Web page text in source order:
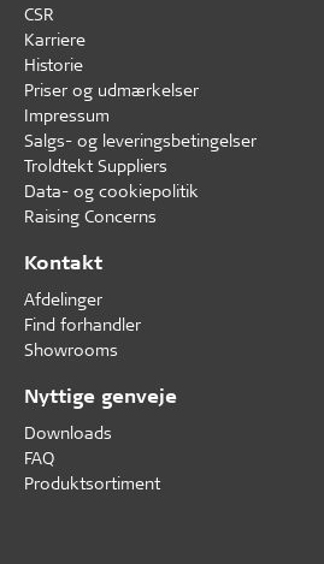
CSR
Karriere
Historie
Priser og udmærkelser
Impressum
Salgs- og leveringsbetingelser
Troldtekt Suppliers
Data- og cookiepolitik
Raising Concerns
Kontakt
Afdelinger
Find forhandler
Showrooms
Nyttige genveje
Downloads
FAQ
Produktsortiment